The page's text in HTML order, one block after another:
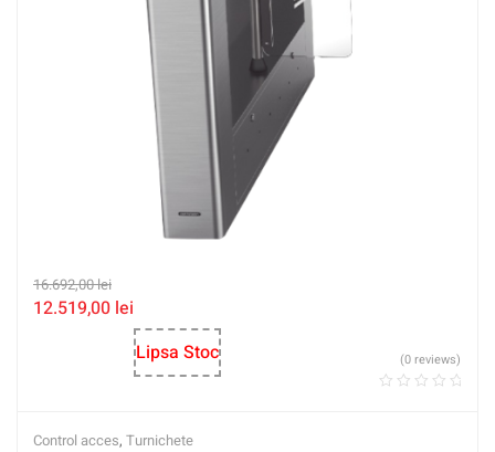
16.692,00lei
12.519,00 lei
Lipsa Stoc
(0 reviews)
Control acces, Turnichete